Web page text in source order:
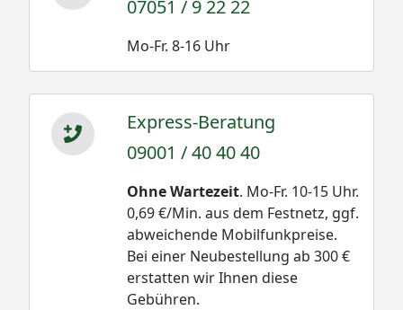
07051 / 9 22 22
Mo-Fr. 8-16 Uhr
Express-Beratung
09001 / 40 40 40
Ohne Wartezeit. Mo-Fr. 10-15 Uhr.
0,69 €/Min. aus dem Festnetz, ggf.
abweichende Mobilfunkpreise.
Bei einer Neubestellung ab 300 €
erstatten wir Ihnen diese
Gebühren.